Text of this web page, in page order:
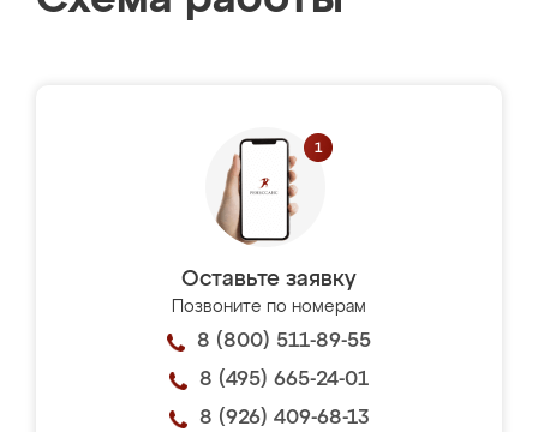
Оставьте заявку
Позвоните по номерам
8 (800) 511-89-55
8 (495) 665-24-01
8 (926) 409-68-13